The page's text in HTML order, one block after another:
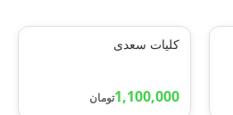
کلیات سعدی
1,100,000تومان